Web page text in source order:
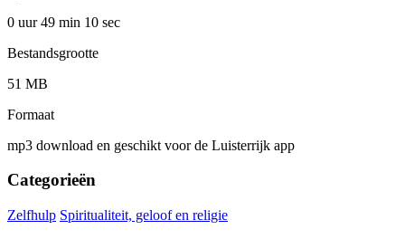
0 uur 49 min 10 sec
Bestandsgrootte
51 MB
Formaat
mp3 download en geschikt voor de Luisterrijk app
Categorieën
Zelfhulp Spiritualiteit, geloof en religie